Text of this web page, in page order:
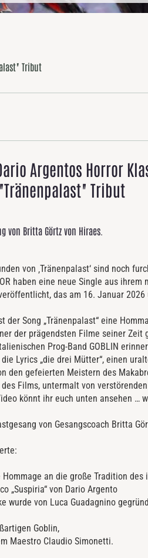
Tribut
Dario Argentos Horror
Tribut
von Britta Görtz von Hiraes.
von ‚Tränenpalast‘ sind noch
haben eine neue Single aus
das am 16. Januar
der Song „Tränenpalast“ eine
der prägendsten Filme seiner
Prog-Band GOBLIN
Lyrics „die drei Mütter“, einen
den gefeierten Meistern des
Films, untermalt von
könnt ihr euch unten ansehen …
von Gesangscoach Britta
Hommage an die große Tradition
„Suspiria“ von Dario Argento
wurde von Luca Guadagnino
Goblin,
Maestro Claudio Simonetti.